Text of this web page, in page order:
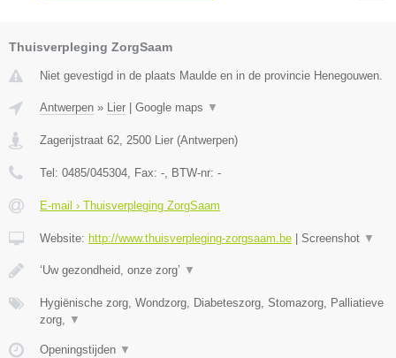
Thuisverpleging ZorgSaam
Niet gevestigd in de plaats Maulde en in de provincie Henegouwen.
Antwerpen » Lier Google maps ▼
Zagerijstraat 62, 2500 Lier (Antwerpen)
Tel: 0485/045304, Fax: -, BTW-nr: -
E-mail › Thuisverpleging ZorgSaam
Website: http://www.thuisverpleging-zorgsaam.be Screenshot ▼
‘Uw gezondheid, onze zorg’ ▼
Hygiënische zorg, Wondzorg, Diabeteszorg, Stomazorg, Palliatieve
zorg, ▼
Openingstijden ▼